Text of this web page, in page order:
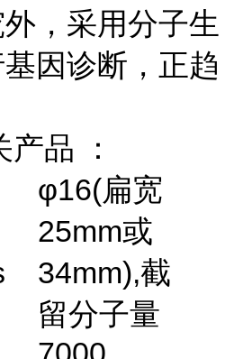
，采用分子生
因诊断，正趋
产品 ：
φ16(扁宽
25mm或
34mm),截
留分子量